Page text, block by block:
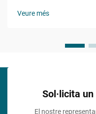
Veure més
Sol·licita
El nostre